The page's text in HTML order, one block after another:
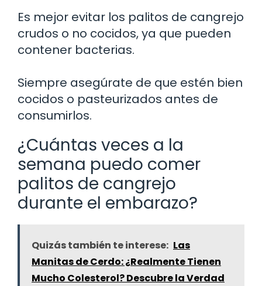
Es mejor evitar los palitos de cangrejo
crudos o no cocidos, ya que pueden
contener bacterias.
Siempre asegúrate de que estén bien
cocidos o pasteurizados antes de
consumirlos.
¿Cuántas veces a la
semana puedo comer
palitos de cangrejo
durante el embarazo?
Quizás también te interese: Las
Manitas de Cerdo: ¿Realmente Tienen
Mucho Colesterol? Descubre la Verdad